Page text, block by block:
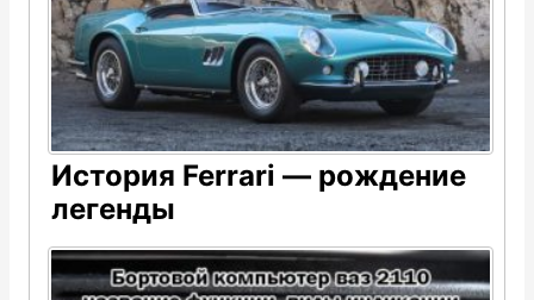
История Ferrari — рождение
легенды